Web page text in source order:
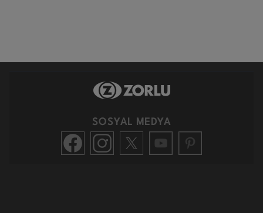
SOSYAL MEDYA